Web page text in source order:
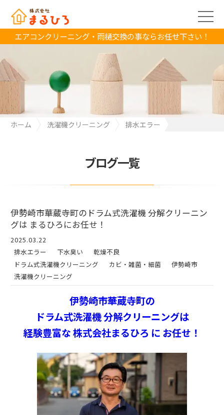
エアコンクリーニング・雨樋交換の事ならお任せ下さい！
ホーム 洗濯機クリーニング
排水エラー
ブログ一覧
伊勢崎市華蔵寺町のドラム式洗濯機 分解クリーニン
グは まるひろにお任せ！
2025.03.22
排水エラー
下水臭い
乾燥不良
ドラム式洗濯機クリーニング
カビ・雑菌・細菌
伊勢崎市
洗濯機クリーニング
伊勢崎市華蔵寺町の
ドラム式洗濯機 分解クリーニングは
経験豊富な 株式会社まるひろ に お任せ！